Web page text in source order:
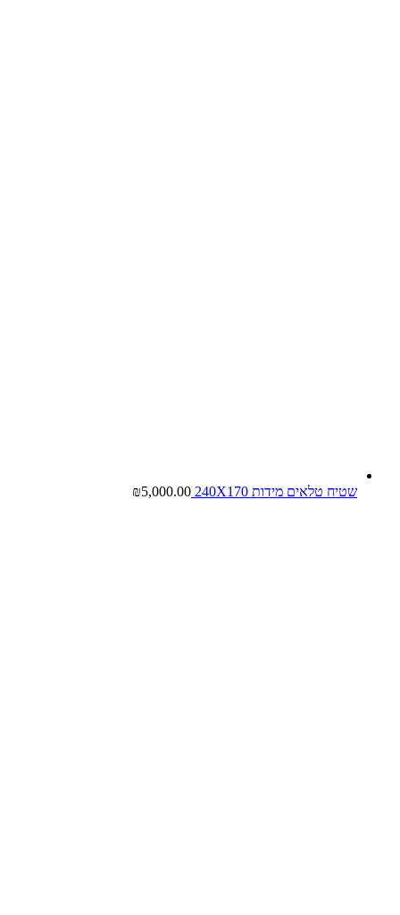
שטיח טלאים מידות 240X170 ₪5,000.00